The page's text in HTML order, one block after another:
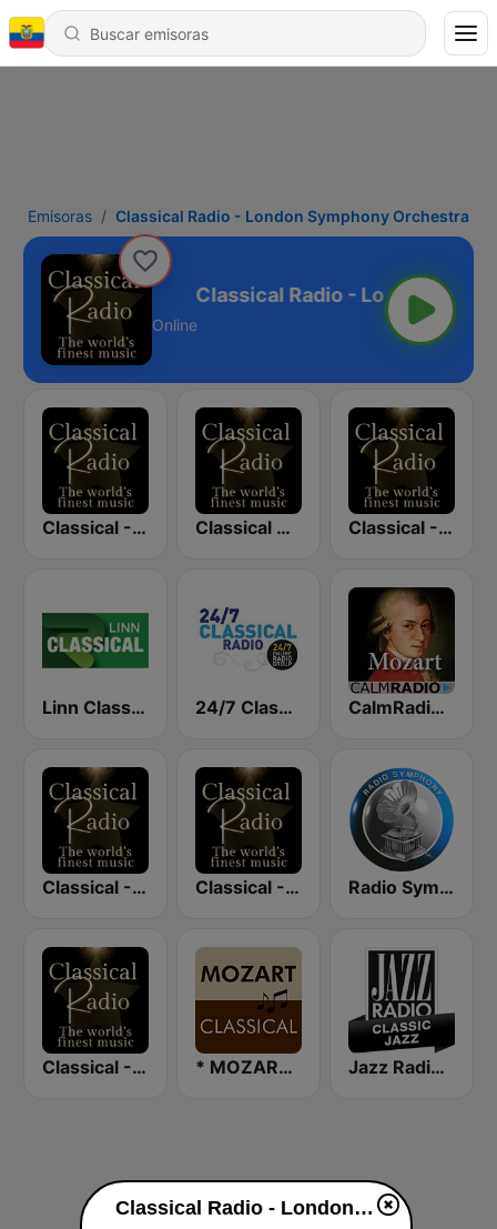
Emisoras Classical Radio - London Symphony Orchestra
Orchestra
Online
Classical - Mozart Classical Radio - Vienna Philharmonic Classical - Beethoven
Linn Classical 24/7 Classical Radio CalmRadio.com - Mozart
Classical - Tchaikovsky Classical - Vivaldi Radio Symphony
Classical - Chicago Symphony Orchestra * MOZART - CLASSICAL Jazz Radio Classic Jazz
Classical Radio - London Symphony Orchestra en vivo